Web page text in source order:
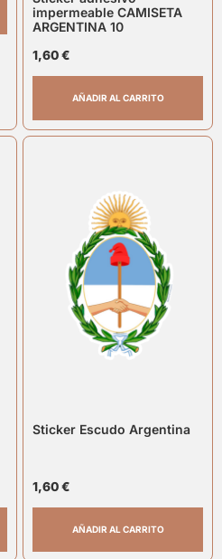
impermeable CAMISETA
ARGENTINA 10
1,60€
AÑADIR AL CARRITO
Sticker Escudo Argentina
1,60€
AÑADIR AL CARRITO